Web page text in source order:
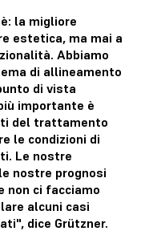
la migliore
estetica, ma mai a
Abbiamo
di allineamento
di vista
importante è
del trattamento
le condizioni di
Le nostre
nostre prognosi
non ci facciamo
alcuni casi
dice Grützner.